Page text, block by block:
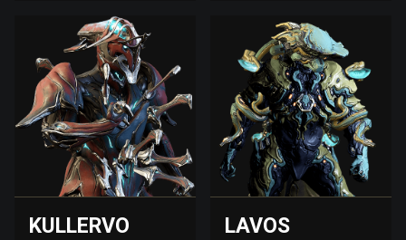
KULLERVO LAVOS